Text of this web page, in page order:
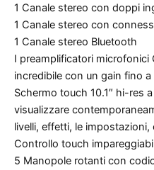
1 Canale stereo con doppi
1 Canale stereo con
1 Canale stereo Bluetooth
I preamplificatori
incredibile con un gain fino a
Schermo touch 10.1″ hi-res
visualizzare
livelli, effetti, le impostazioni,
Controllo touch
5 Manopole rotanti con